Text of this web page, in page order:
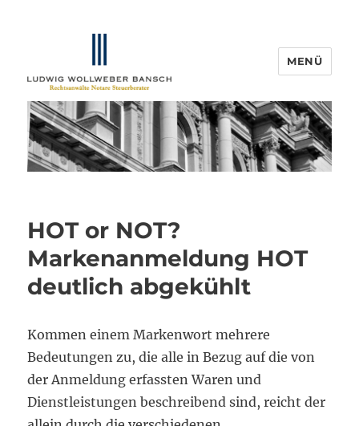
IP-Blogger.de
MENÜ
HOT or NOT?
Markenanmeldung HOT
deutlich abgekühlt
Kommen einem Markenwort mehrere
Bedeutungen zu, die alle in Bezug auf die von
der Anmeldung erfassten Waren und
Dienstleistungen beschreibend sind, reicht der